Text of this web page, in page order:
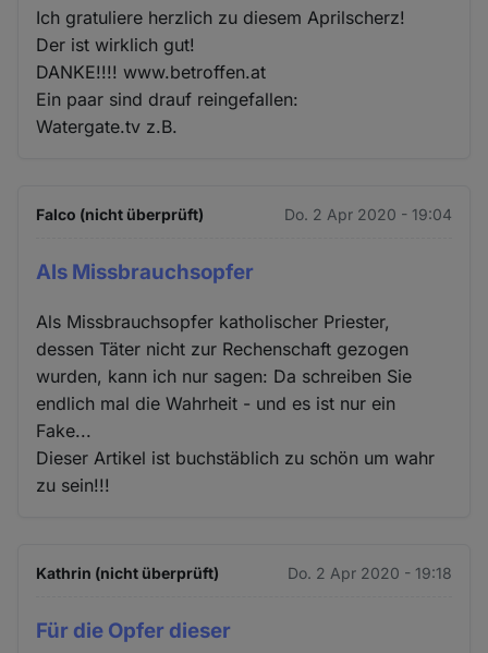
Ich gratuliere herzlich zu diesem Aprilscherz!
Der ist wirklich gut!
DANKE!!!! www.betroffen.at
Ein paar sind drauf reingefallen:
Watergate.tv z.B.
Falco (nicht überprüft) Do. 2 Apr 2020 - 19:04
Als Missbrauchsopfer
Als Missbrauchsopfer katholischer Priester,
dessen Täter nicht zur Rechenschaft gezogen
wurden, kann ich nur sagen: Da schreiben Sie
endlich mal die Wahrheit - und es ist nur ein
Fake...
Dieser Artikel ist buchstäblich zu schön um wahr
zu sein!!!
Kathrin (nicht überprüft) Do. 2 Apr 2020 - 19:18
Für die Opfer dieser